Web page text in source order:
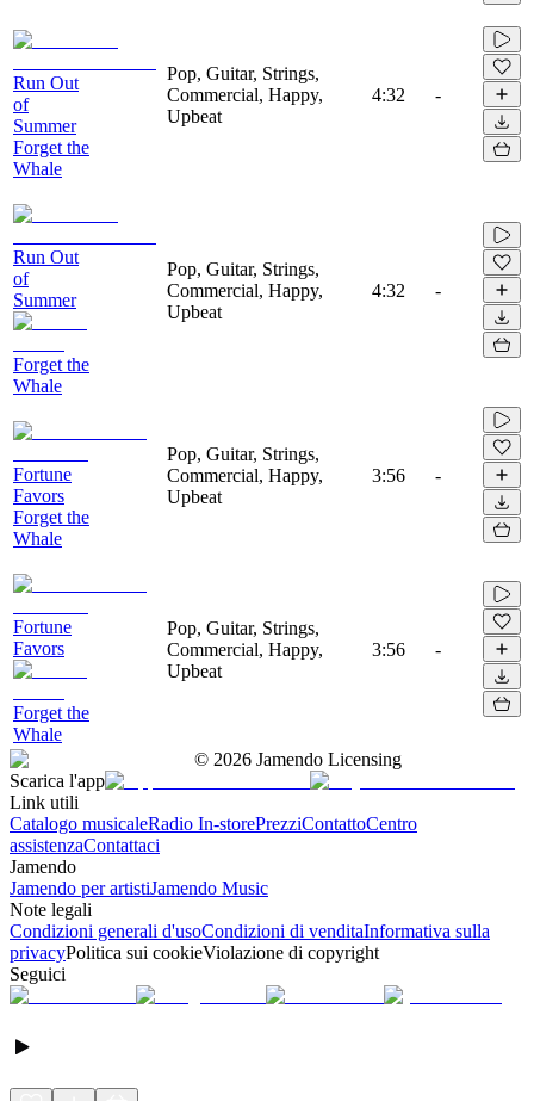
Run Out
of
Summer
Forget the
Whale
Pop, Guitar, Strings,
Commercial, Happy,
Upbeat
4:32 -
Run Out
of
Summer
Forget the
Whale
Pop, Guitar, Strings,
Commercial, Happy,
Upbeat
4:32 -
Fortune
Favors
Forget the
Whale
Pop, Guitar, Strings,
Commercial, Happy,
Upbeat
3:56 -
Fortune
Favors
Forget the
Whale
Pop, Guitar, Strings,
Commercial, Happy,
Upbeat
3:56 -
© 2026 Jamendo Licensing
Scarica l'app
Link utili
Catalogo musicaleRadio In-storePrezziContattoCentro
assistenzaContattaci
Jamendo
Jamendo per artistiJamendo Music
Note legali
Condizioni generali d'usoCondizioni di venditaInformativa sulla
privacyPolitica sui cookieViolazione di copyright
Seguici